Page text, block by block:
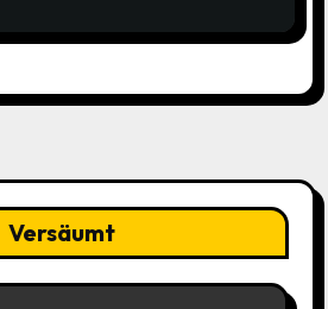
Versäumt